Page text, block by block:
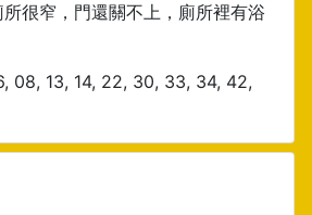
很窄，門還關不上，廁所裡有浴
08, 13, 14, 22, 30, 33, 34, 42,